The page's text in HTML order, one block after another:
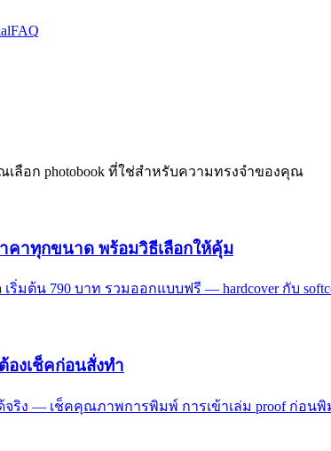
FAQ
ลือก photobook ที่ใช่สำหรับความทรงจำของคุณ
คาทุกขนาด พร้อมวิธีเลือกให้คุ้ม
เริ่มต้น 790 บาท รวมออกแบบฟรี — hardcover กับ
องเช็คก่อนสั่งทำ
ง — เช็คคุณภาพการพิมพ์ การเข้าเล่ม proof ก่อนพิ